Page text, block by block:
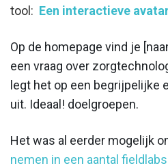
tool: Een interactieve
Op de homepage vind je
een vraag over
legt het op een begrijpelijke
uit. Ideaal! doelgroepen.
Het was al eerder mogelijk
nemen in een aantal fieldlabs